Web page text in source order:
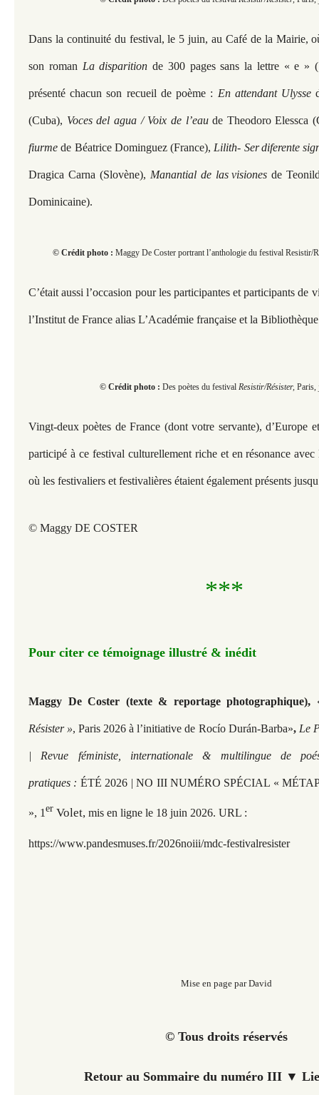
Dans la continuité du festival, le 5 juin, au Café de la Mairie,
son roman La disparition de 300 pages sans la lettre « e »
présenté chacun son recueil de poème : En attendant Ulysse
(Cuba), Voces del agua / Voix de l’eaude Theodoro Elessca
fiurme de Béatrice Dominguez (France), Lilith- Ser diferente
Dragica Carna (Slovène), Manantial de las visiones de
Dominicaine).
© Crédit photo : Maggy De Coster portrant l’anthologie du festival Resistir/
C’était aussi l’occasion pour les participantes et participants de
l’Institut de France alias L’Académie française et la
© Crédit photo : Des poètes du festival Resistir/Résister, Paris,
Vingt-deux poètes de France (dont votre servante), d’Europe
participé à ce festival culturellement riche et en résonance
où les festivaliers et festivalières étaient également présents
© Maggy DE COSTER
***
Pour citer ce témoignage illustré & inédit
Maggy De Coster (texte & reportage photographique),
Résister », Paris 2026 à l’initiative de Rocío Durán-Barba», Le
| Revue féministe, internationale & multilingue de
pratiques : ÉTÉ 2026 | NO III NUMÉRO SPÉCIAL «
», 1er Volet, mis en ligne le 18 juin 2026. URL :
https://www.pandesmuses.fr/2026noiii/mdc-festivalresister
Mise en page par David
© Tous droits réservés
Retour au Sommaire du numéro III ▼